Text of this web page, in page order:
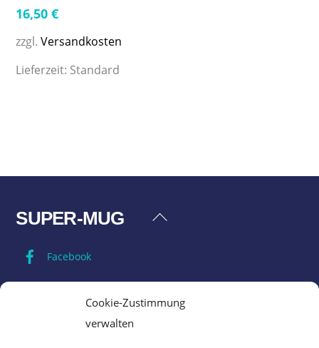
Cookie-Zustimmung
verwalten
16,50€
zzgl.Versandkosten
Lieferzeit: Standard
Back
SUPER-MUG
Facebook